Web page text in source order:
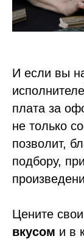
И если вы
плата за
не только
позволит,
подбору,
Цените
вкусом и в